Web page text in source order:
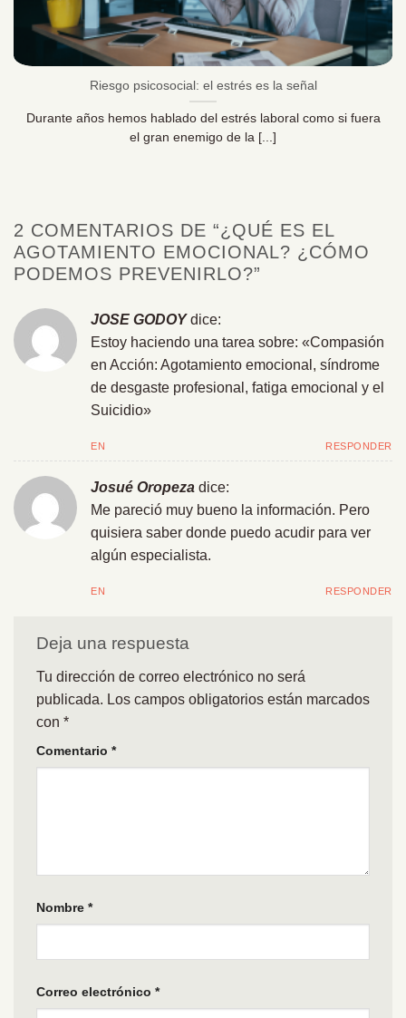
Riesgo psicosocial: el estrés es la señal
Durante años hemos hablado del estrés laboral como si fuera
el gran enemigo de la [...]
2 COMENTARIOS DE “¿QUÉ ES EL
AGOTAMIENTO EMOCIONAL? ¿CÓMO
PODEMOS PREVENIRLO?”
JOSE GODOY dice:
Estoy haciendo una tarea sobre: «Compasión
en Acción: Agotamiento emocional, síndrome
de desgaste profesional, fatiga emocional y el
Suicidio»
EN RESPONDER
Josué Oropeza dice:
Me pareció muy bueno la información. Pero
quisiera saber donde puedo acudir para ver
algún especialista.
EN RESPONDER
Deja una respuesta
Tu dirección de correo electrónico no será
publicada. Los campos obligatorios están marcados
con *
Comentario *
Nombre *
Correo electrónico *